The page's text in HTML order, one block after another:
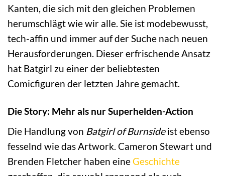
Kanten, die sich mit den gleichen Problemen
herumschlägt wie wir alle. Sie ist modebewusst,
tech-affin und immer auf der Suche nach neuen
Herausforderungen. Dieser erfrischende Ansatz
hat Batgirl zu einer der beliebtesten
Comicfiguren der letzten Jahre gemacht.
Die Story: Mehr als nur Superhelden-Action
Die Handlung von Batgirl of Burnsideist ebenso
fesselnd wie das Artwork. Cameron Stewart und
Brenden Fletcher haben eineGeschichte